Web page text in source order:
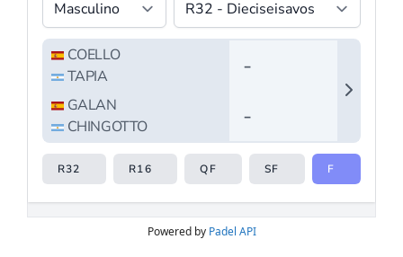
Powered by Padel API